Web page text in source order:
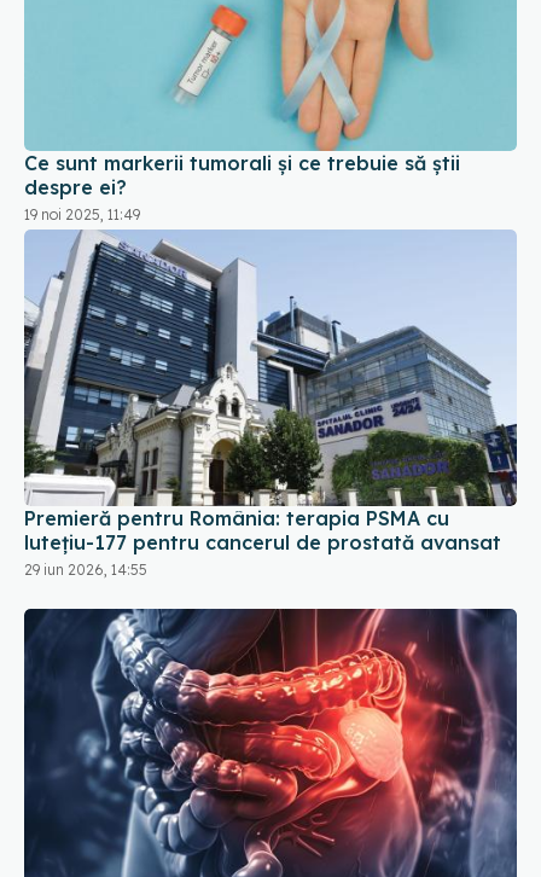
Ce sunt markerii tumorali și ce trebuie să știi
despre ei?
19 noi 2025, 11:49
Premieră pentru România: terapia PSMA cu
lutețiu-177 pentru cancerul de prostată avansat
29 iun 2026, 14:55